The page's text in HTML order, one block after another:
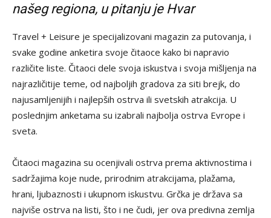
našeg regiona, u pitanju je Hvar
Travel + Leisure je specijalizovani magazin za putovanja, i
svake godine anketira svoje čitaoce kako bi napravio
različite liste. Čitaoci dele svoja iskustva i svoja mišljenja na
najrazličitije teme, od najboljih gradova za siti brejk, do
najusamljenijih i najlepših ostrva ili svetskih atrakcija. U
poslednjim anketama su izabrali najbolja ostrva Evrope i
sveta.
Čitaoci magazina su ocenjivali ostrva prema aktivnostima i
sadržajima koje nude, prirodnim atrakcijama, plažama,
hrani, ljubaznosti i ukupnom iskustvu. Grčka je država sa
najviše ostrva na listi, što i ne čudi, jer ova predivna zemlja